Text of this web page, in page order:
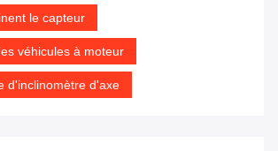
le capteur
véhicules à moteur
d'inclinomètre d'axe